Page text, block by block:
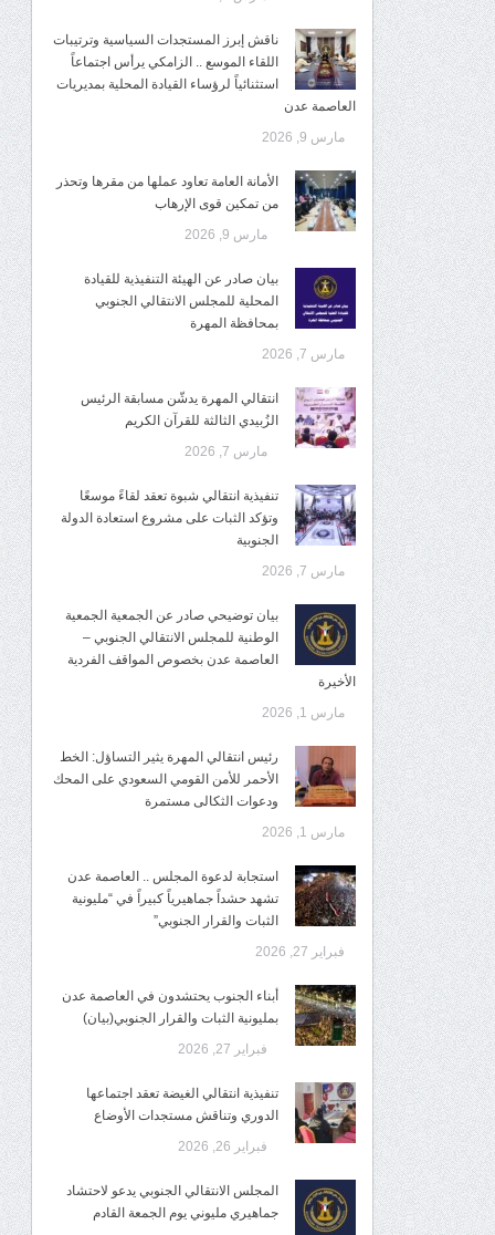
ناقش إبرز المستجدات السياسية وترتيبات
اللقاء الموسع .. الزامكي يرأس اجتماعاً
استثنائياً لرؤساء القيادة المحلية بمديريات
العاصمة عدن
مارس 9, 2026
الأمانة العامة تعاود عملها من مقرها وتحذر
من تمكين قوى الإرهاب
مارس 9, 2026
بيان صادر عن الهيئة التنفيذية للقيادة
المحلية للمجلس الانتقالي الجنوبي
بمحافظة المهرة
مارس 7, 2026
انتقالي المهرة يدشّن مسابقة الرئيس
الزُبيدي الثالثة للقرآن الكريم
مارس 7, 2026
تنفيذية انتقالي شبوة تعقد لقاءً موسعًا
وتؤكد الثبات على مشروع استعادة الدولة
الجنوبية
مارس 7, 2026
بيان توضيحي صادر عن الجمعية الجمعية
الوطنية للمجلس الانتقالي الجنوبي –
العاصمة عدن بخصوص المواقف الفردية
الأخيرة
مارس 1, 2026
رئيس انتقالي المهرة يثير التساؤل: الخط
الأحمر للأمن القومي السعودي على المحك
ودعوات الثكالى مستمرة
مارس 1, 2026
استجابة لدعوة المجلس .. العاصمة عدن
تشهد حشداً جماهيرياً كبيراً في “مليونية
الثبات والقرار الجنوبي”
فبراير 27, 2026
أبناء الجنوب يحتشدون في العاصمة عدن
بمليونية الثبات والقرار الجنوبي(بيان)
فبراير 27, 2026
تنفيذية انتقالي الغيضة تعقد اجتماعها
الدوري وتناقش مستجدات الأوضاع
فبراير 26, 2026
المجلس الانتقالي الجنوبي يدعو لاحتشاد
جماهيري مليوني يوم الجمعة القادم